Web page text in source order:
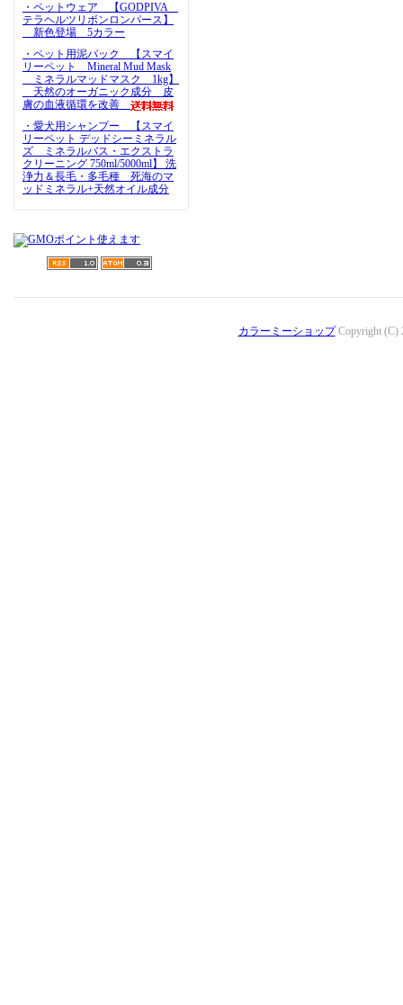
・ペットウェア 【GODPIVA
テラヘルツリボンロンパース】
新色登場 5カラー
・ペット用泥パック 【スマイ
リーペット Mineral Mud Mask
ミネラルマッドマスク 1kg】
天然のオーガニック成分 皮
膚の血液循環を改善
・愛犬用シャンプー 【スマイ
リーペット デッドシーミネラル
ズ ミネラルバス・エクストラ
クリーニング 750ml/5000ml】 洗
浄力＆長毛・多毛種 死海のマ
ッドミネラル+天然オイル成分
カラーミーショップCopyright (C)